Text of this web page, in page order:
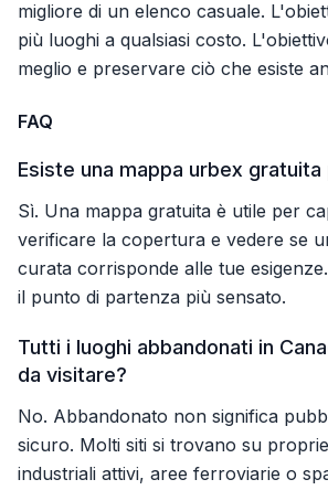
migliore di un elenco casuale.
più luoghi a qualsiasi costo.
meglio e preservare ciò che esiste
FAQ
Esiste una mappa urbex gratuita
Sì. Una mappa gratuita è utile per
verificare la copertura e vedere se
curata corrisponde alle tue
il punto di partenza più sensato.
Tutti i luoghi abbandonati in
da visitare?
No. Abbandonato non significa
sicuro. Molti siti si trovano su
industriali attivi, aree ferroviarie o